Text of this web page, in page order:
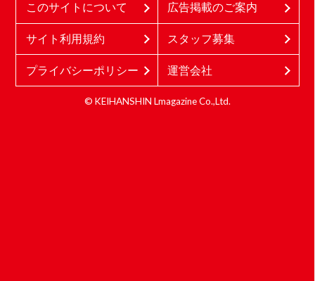
このサイトについて 広告掲載のご案内
サイト利用規約 スタッフ募集
プライバシーポリシー 運営会社
© KEIHANSHIN Lmagazine Co.,Ltd.